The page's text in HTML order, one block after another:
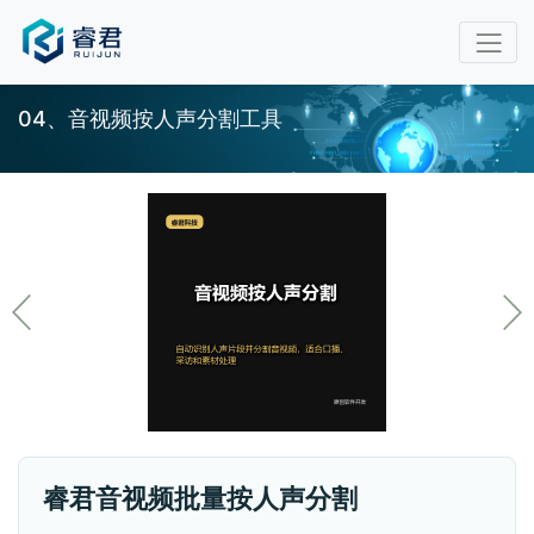
04、音视频按人声分割工具
睿君音视频批量按人声分割